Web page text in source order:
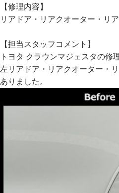
【修理内容】
リアドア・リアクオーター・リ
【担当スタッフコメント】
トヨタ クラウンマジェスタの修
左リアドア・リアクオーター・
ありました。